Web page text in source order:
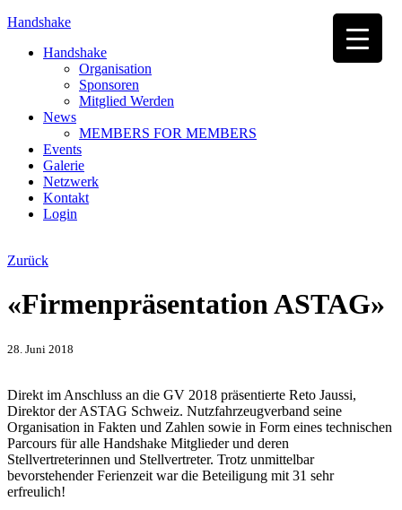
Handshake
Handshake
Organisation
Sponsoren
Mitglied Werden
News
MEMBERS FOR MEMBERS
Events
Galerie
Netzwerk
Kontakt
Login
Zurück
«Firmenpräsentation ASTAG»
28. Juni 2018
Direkt im Anschluss an die GV 2018 präsentierte Reto Jaussi,
Direktor der ASTAG Schweiz. Nutzfahrzeugverband seine
Organisation in Fakten und Zahlen sowie in Form eines technischen
Parcours für alle Handshake Mitglieder und deren
Stellvertreterinnen und Stellvertreter. Trotz unmittelbar
bevorstehender Ferienzeit war die Beteiligung mit 31 sehr
erfreulich!